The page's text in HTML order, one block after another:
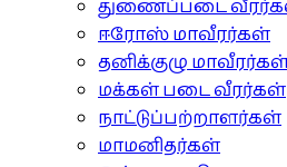
துணைப்படை
ஈரோஸ் மாவீரர்கள்
தனிக்குழு
மக்கள் படை வீரர்கள்
நாட்டுப்பற்றாளர்கள்
மாமனிதர்கள்